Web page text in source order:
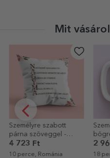
Mit
Személyre szabott
párna szöveggel -
Hogy van a
nagymamám?
4 723 Ft
10 perce, Románia
2
18